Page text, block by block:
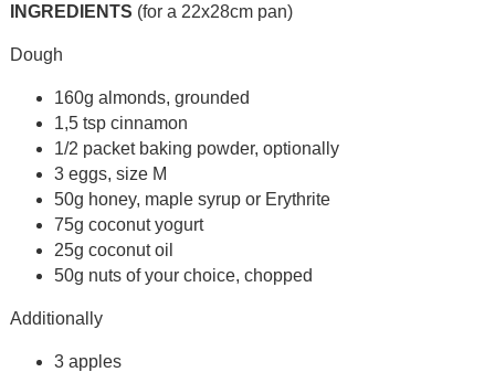
INGREDIENTS (for a 22x28cm pan)
Dough
160g almonds, grounded
1,5 tsp cinnamon
1/2 packet baking powder, optionally
3 eggs, size M
50g honey, maple syrup or Erythrite
75g coconut yogurt
25g coconut oil
50g nuts of your choice, chopped
Additionally
3 apples